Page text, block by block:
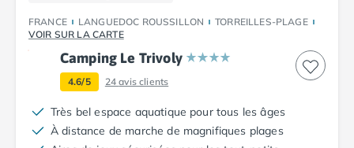
FRANCE LANGUEDOC ROUSSILLON
TORREILLES-PLAGE
VOIR SUR LA CARTE
Camping Le Trivoly
4.6/5 24avis clients
Très bel espace aquatique pour tous les âges
À distance de marche de magnifiques plages